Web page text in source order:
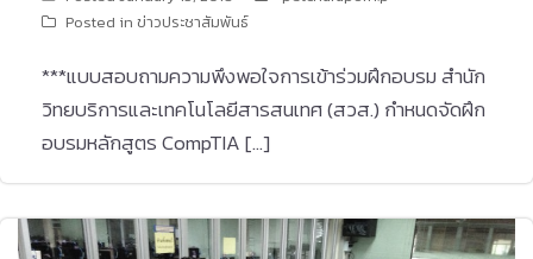
Posted in ข่าวประชาสัมพันธ์
***แบบสอบถามความพึงพอใจการเข้าร่วมฝึกอบรม สำนัก
วิทยบริการและเทคโนโลยีสารสนเทศ (สวส.) กำหนดจัดฝึก
อบรมหลักสูตร CompTIA […]